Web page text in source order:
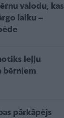
valodu, kas
laiku –
leļļu
bērniem
pārkāpējs